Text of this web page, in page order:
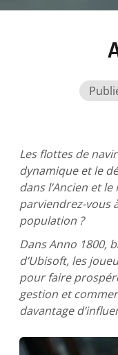
Les flottes de
dynamique et le
dans l’Ancien et
parviendrez-vous
population ?
Dans Anno 1800,
d’Ubisoft, les
pour faire
gestion et
davantage